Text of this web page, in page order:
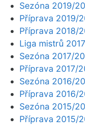
Sezóna 2019/
Příprava 2019/
Příprava 2018/
Liga mistrů
Sezóna 2017/
Příprava 2017/
Sezóna 2016/
Příprava 2016/
Sezóna 2015/
Příprava 2015/